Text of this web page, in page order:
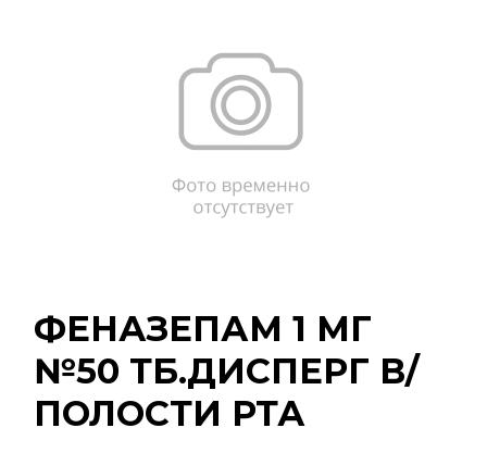
ФЕНАЗЕПАМ 1 МГ
№50 ТБ.ДИСПЕРГ В/
ПОЛОСТИ РТА